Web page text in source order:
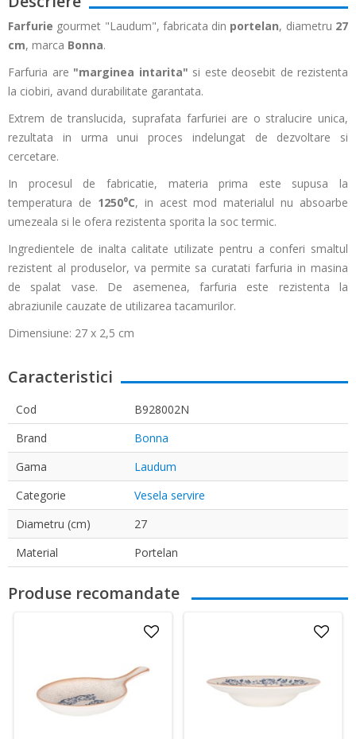
Farfurie gourmet "Laudum", fabricata din portelan, diametru 27
cm, marca Bonna.
Farfuria are "marginea intarita" si este deosebit de rezistenta
la ciobiri, avand durabilitate garantata.
Extrem de translucida, suprafata farfuriei are o stralucire unica,
rezultata in urma unui proces indelungat de dezvoltare si
cercetare.
In procesul de fabricatie, materia prima este supusa la
temperatura de 1250⁰C, in acest mod materialul nu absoarbe
umezeala si le ofera rezistenta sporita la soc termic.
Ingredientele de inalta calitate utilizate pentru a conferi smaltul
rezistent al produselor, va permite sa curatati farfuria in masina
de spalat vase. De asemenea, farfuria este rezistenta la
abraziunile cauzate de utilizarea tacamurilor.
Dimensiune: 27 x 2,5 cm
Caracteristici
Cod
B928002N
Brand
Bonna
Gama
Laudum
Categorie
Vesela servire
Diametru (cm)
27
Material
Portelan
Produse recomandate